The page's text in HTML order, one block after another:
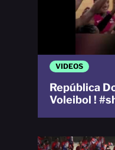
VIDEOS
República
Voleibol !